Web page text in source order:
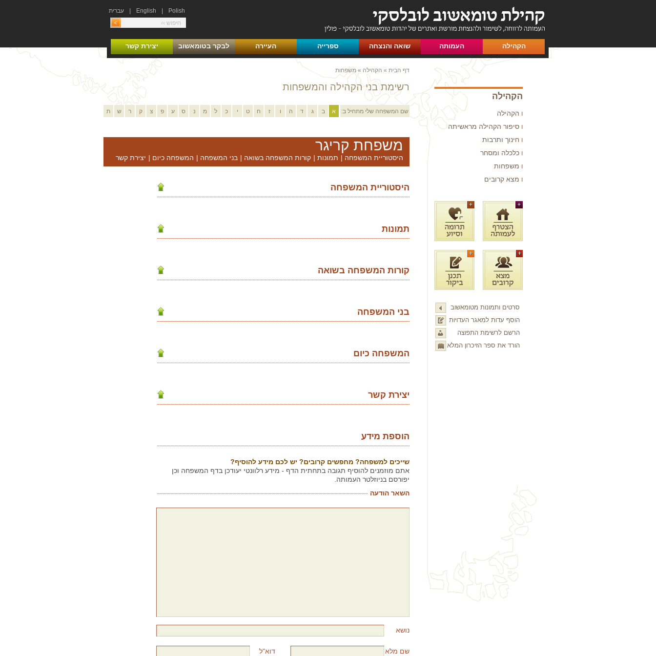
Polish
English עברית
הקהילה העמותה שואה והנצחה ספרייה העיירה לבקר בטומאשוב יצירת קשר
הקהילה
הקהילה
סיפור הקהילה מראשיתה
חינוך ותרבות
כלכלה ומסחר
משפחות
מצא קרובים
סרטים ותמונות מטומאשוב
הוסף עדות למאגר העדויות
הרשם לרשימת התפוצה
הורד את ספר הזיכרון המלא
דף הבית » הקהילה »משפחות
רשימת בני הקהילה והמשפחות
שם המשפחה שלי מתחיל ב: א ב ג ד ה ו ז ח ט י כ ל מ נ ס ע פ צ ק ר ש ת
משפחת קריגר
היסטוריית המשפחה | תמונות | קורות המשפחה בשואה | בני המשפחה | המשפחה כיום | יצירת קשר
היסטוריית המשפחה
תמונות
קורות המשפחה בשואה
בני המשפחה
המשפחה כיום
יצירת קשר
הוספת מידע
שייכים למשפחה? מחפשים קרובים? יש לכם מידע להוסיף?
אתם מוזמנים להוסיף תגובה בתחתית הדף - מידע רלוונטי יעודכן בדף המשפחה וכן
יפורסם בניוזלטר העמותה.
השאר הודעה
שם מלא דוא"ל
נושא